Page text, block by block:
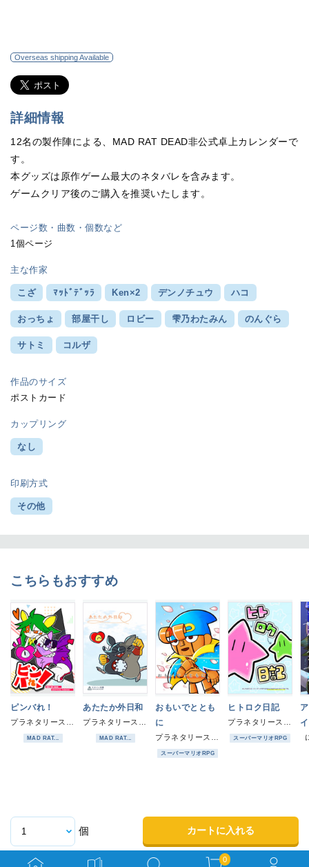
Overseas shipping Available
詳細情報
12名の製作陣による、MAD RAT DEAD非公式卓上カレンダーで
す。
本グッズは原作ゲーム最大のネタバレを含みます。
ゲームクリア後のご購入を推奨いたします。
ページ数・曲数・個数など
1個ページ
主な作家
こざ ﾏｯﾄﾞﾃﾞｯﾗ Ken×2 デンノチュウ ハコ
おっちょ 部屋干し ロビー 雫乃わたみん のんぐら
サトミ コルザ
作品のサイズ
ポストカード
カップリング
なし
印刷方式
その他
こちらもおすすめ
ピンバれ！
MAD RAT...
あたたか外日和
MAD RAT...
おもいでととも
に
スーパーマリオRPG
ヒトロク日記
スーパーマリオRPG
個 カートに入れる
0